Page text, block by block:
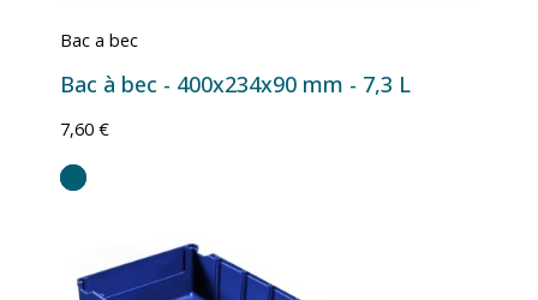
Bac a bec
Bac à bec - 400x234x90 mm - 7,3 L
7,60 €